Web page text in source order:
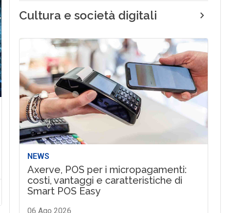
Cultura e società digitali
NEWS
Axerve, POS per i micropagamenti:
costi, vantaggi e caratteristiche di
Smart POS Easy
06 Ago 2026